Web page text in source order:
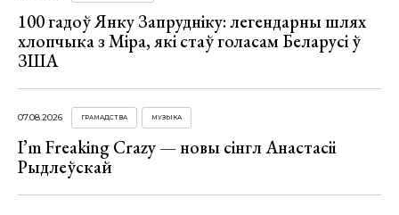
100 гадоў Янку Запрудніку: легендарны шлях
хлопчыка з Міра, які стаў голасам Беларусі ў
ЗША
07.08.2026 ГРАМАДСТВА МУЗЫКА
I’m Freaking Crazy — новы сінгл Анастасіі
Рыдлеўскай